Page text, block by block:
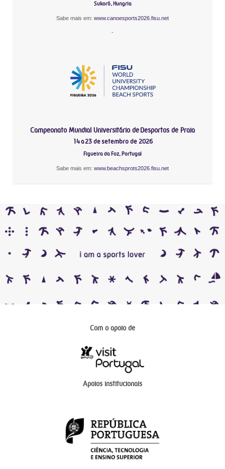
Sukoró, Hungria
Sabe mais em: www.canoesports2026.fisu.net
-
Campeonato Mundial Universitário de Desportos de Praia
14 a 23 de setembro de 2026
Figueira da Foz, Portugal
Sabe mais em: www.beachsprots2026.fisu.net
Com o apoio de
Apoios institucionais